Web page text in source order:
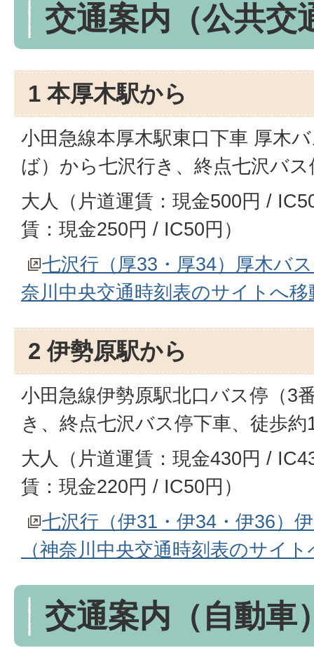
交通案内（公共交
1 本厚木駅から
小田急線本厚木駅東口下車 厚木
ば）から七沢行き、終点七沢バ
大人（片道運賃：現金500円 /
賃：現金250円 / IC50円）
七沢行（厚33・厚34）厚木バ
奈川中央交通時刻表のサイトへ
2 伊勢原駅から
小田急線伊勢原駅北口バス停（3
き、終点七沢バス停下車、徒歩約
大人（片道運賃：現金430円 /
賃：現金220円 / IC50円）
七沢行（伊31・伊34・伊36）
（神奈川中央交通時刻表のサイ
交通案内（自動車